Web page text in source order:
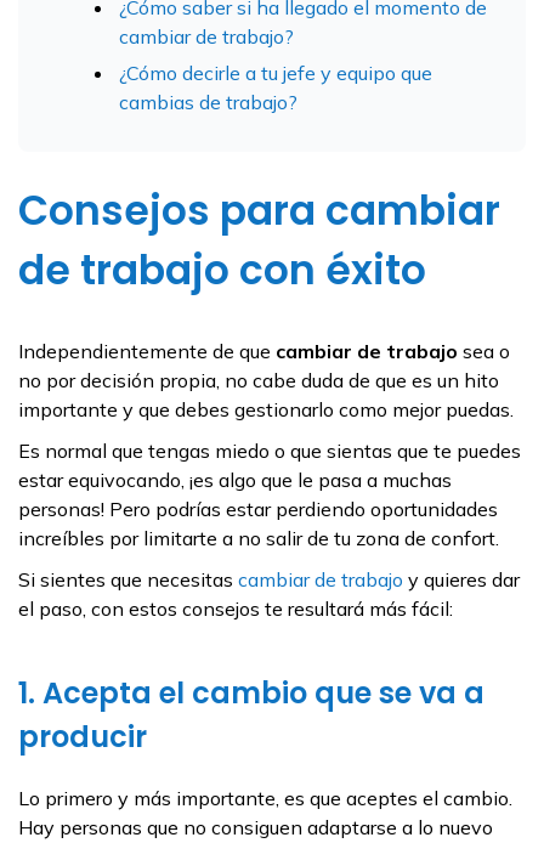
¿Cómo saber si ha llegado el momento de
cambiar de trabajo?
¿Cómo decirle a tu jefe y equipo que
cambias de trabajo?
Consejos para cambiar
de trabajo con éxito
Independientemente de que cambiar de trabajo sea o
no por decisión propia, no cabe duda de que es un hito
importante y que debes gestionarlo como mejor puedas.
Es normal que tengas miedo o que sientas que te puedes
estar equivocando, ¡es algo que le pasa a muchas
personas! Pero podrías estar perdiendo oportunidades
increíbles por limitarte a no salir de tu zona de confort.
Si sientes que necesitas cambiar de trabajo y quieres dar
el paso, con estos consejos te resultará más fácil:
1. Acepta el cambio que se va a
producir
Lo primero y más importante, es que aceptes el cambio.
Hay personas que no consiguen adaptarse a lo nuevo